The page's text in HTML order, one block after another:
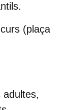
(plaça